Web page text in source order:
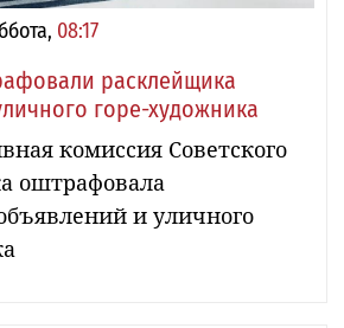
08:17
расклейщика
горе-художника
комиссия Советского
оштрафовала
и уличного